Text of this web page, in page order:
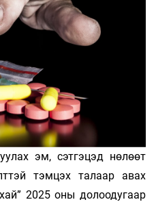
эм, сэтгэцэд нөлөөт
тэмцэх талаар авах
2025 оны долоодугаар